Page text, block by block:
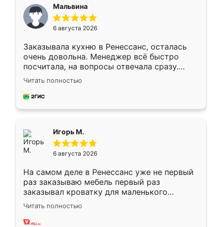
Мальвина
6 августа 2026
Заказывала кухню в Ренессанс, осталась
очень довольна. Менеджер всё быстро
посчитала, на вопросы отвечала сразу.
Замерщик приехал в субботу, подошёл к
делу со всей ответственностью. Собрали
за день, ребята работали аккуратно, даже
Читать полностью
Игорь М.
6 августа 2026
На самом деле в Ренессанс уже не первый
раз заказываю мебель первый раз
заказывал кроватку для маленького
ребёнка при его рождении ,во второй раз
заказал шкаф-купе. По качеству очень
хорошее сборка достаточно быстрая,
Читать полностью